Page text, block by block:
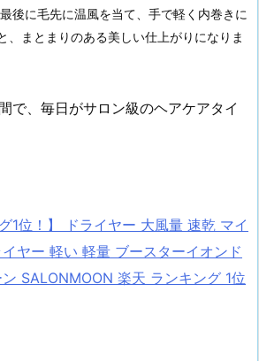
最後に毛先に温風を当て、手で軽く内巻きに
、まとまりのある美しい仕上がりになりま
で、毎日がサロン級のヘアケアタイ
1位！】 ドライヤー 大風量 速乾 マイ
ヤー 軽い 軽量 ブースターイオンド
SALONMOON 楽天 ランキング 1位